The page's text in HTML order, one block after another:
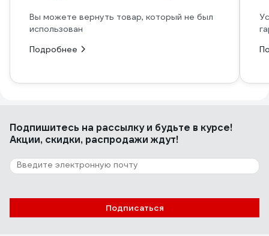
Вы можете вернуть товар, который не был
использован
Подробнее
Подпишитесь на рассылкуи будьте в курсе!
Акции, скидки, распродажи ждут!
Подписаться